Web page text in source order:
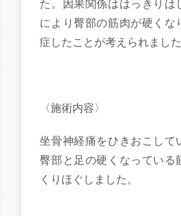
た。因果関係ははっきりは
により臀部の筋肉が硬くな
症したことが考えられました
〈施術内容〉
坐骨神経痛をひきおこして
臀部と足の硬くなっている
くりほぐしました。